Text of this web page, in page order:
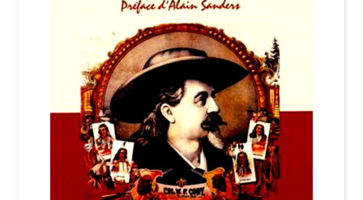
Nous Contacter
Politique de confidentialité et cookies
Qui sommes-nous ?
Soutien à Philippe Randa
Suivi de la Commande